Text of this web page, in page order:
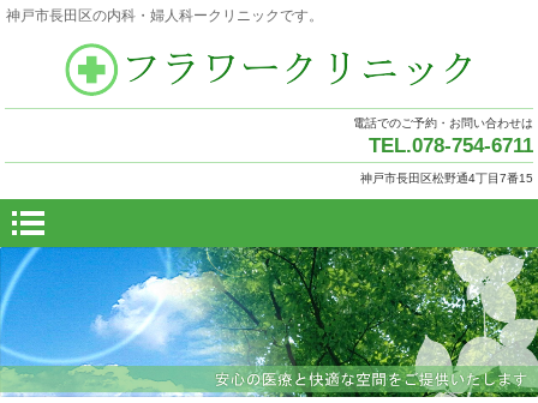
神戸市長田区の内科・婦人科ークリニックです。
電話でのご予約・お問い合わせは
TEL.078-754-6711
神戸市長田区松野通4丁目7番15